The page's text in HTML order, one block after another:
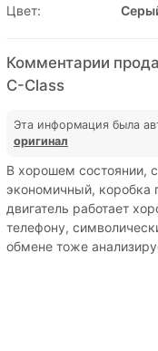
Цвет:
Комментарии
C-Class
Эта информация была
оригинал
В хорошем состоянии,
экономичный, коробка
двигатель работает
телефону,
обмене тоже